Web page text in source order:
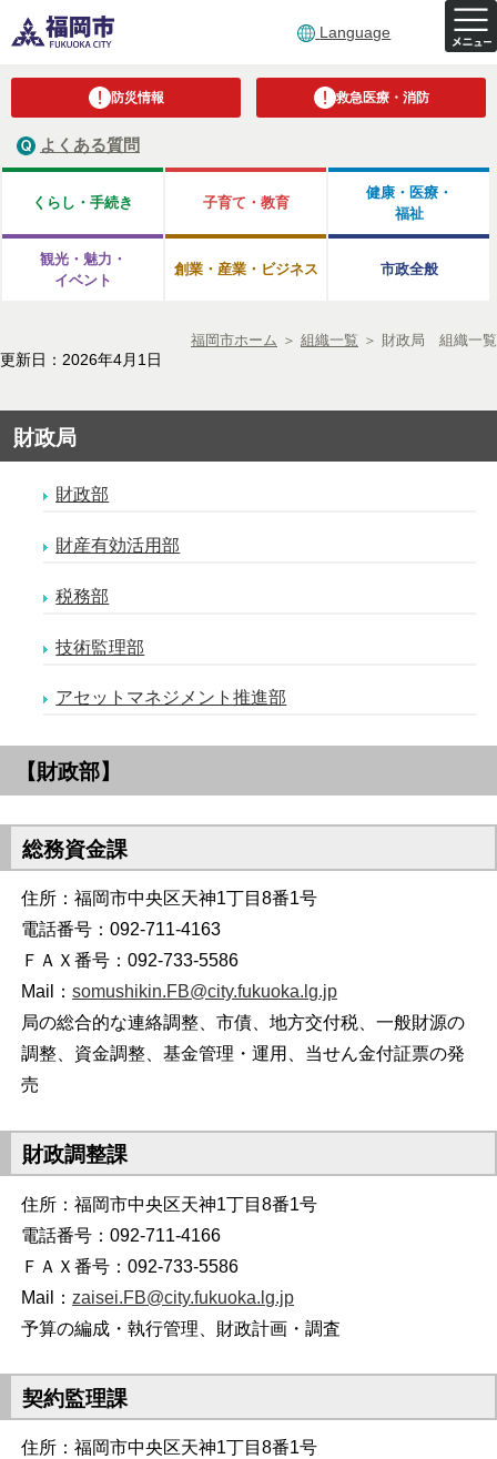
Language
防災情報 救急医療・消防
よくある質問
くらし・手続き 子育て・教育
健康・医療・
福祉
観光・魅力・
イベント
創業・産業・ビジネス 市政全般
福岡市ホーム ＞ 組織一覧 ＞ 財政局 組織一覧
更新日：2026年4月1日
財政局
財政部
財産有効活用部
税務部
技術監理部
アセットマネジメント推進部
【財政部】
総務資金課
住所：福岡市中央区天神1丁目8番1号
電話番号：092-711-4163
ＦＡＸ番号：092-733-5586
Mail：somushikin.FB@city.fukuoka.lg.jp
局の総合的な連絡調整、市債、地方交付税、一般財源の
調整、資金調整、基金管理・運用、当せん金付証票の発
売
財政調整課
住所：福岡市中央区天神1丁目8番1号
電話番号：092-711-4166
ＦＡＸ番号：092-733-5586
Mail： zaisei.FB@city.fukuoka.lg.jp
予算の編成・執行管理、財政計画・調査
契約監理課
住所：福岡市中央区天神1丁目8番1号